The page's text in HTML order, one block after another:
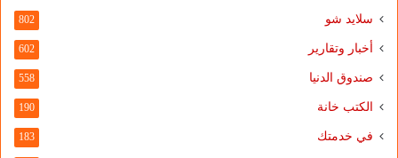
سلايد شو 802
أخبار وتقارير 602
صندوق الدنيا 558
الكتب خانة 190
في خدمتك 183